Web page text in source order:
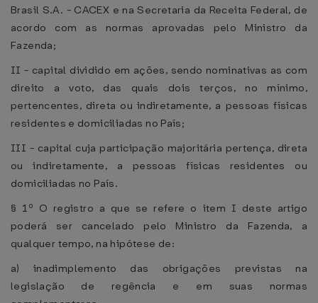
Brasil S.A. - CACEX e na Secretaria da Receita Federal, de
acordo com as normas aprovadas pelo Ministro da
Fazenda;
II - capital dividido em ações, sendo nominativas as com
direito a voto, das quais dois terços, no mínimo,
pertencentes, direta ou indiretamente, a pessoas físicas
residentes e domiciliadas no País;
III - capital cuja participação majoritária pertença, direta
ou indiretamente, a pessoas físicas residentes ou
domiciliadas no País.
§ 1º O registro a que se refere o item I deste artigo
poderá ser cancelado pelo Ministro da Fazenda, a
qualquer tempo, na hipótese de:
a) inadimplemento das obrigações previstas na
legislação de regência e em suas normas